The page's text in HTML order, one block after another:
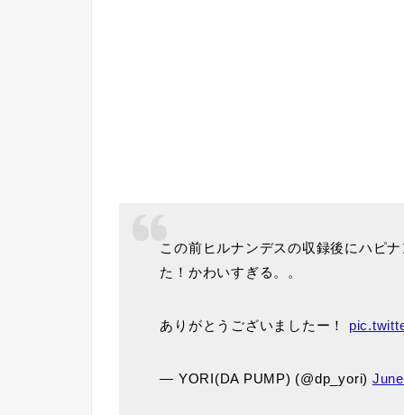
この前ヒルナンデスの収録後にハピ
た！かわいすぎる。。
ありがとうございましたー！
— YORI(DA PUMP) (@dp_yori)